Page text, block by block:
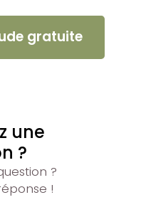
gratuite
une
?
?
!